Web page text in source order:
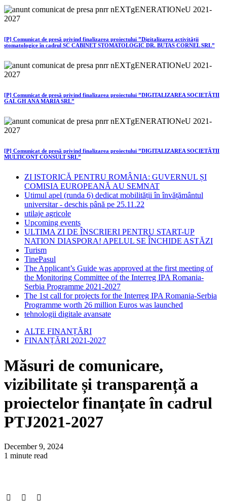
[P] Comunicat de presă privind finalizarea proiectului ”Digitalizarea activității
stomatologice în cadrul SC CABINET STOMATOLOGIC DR. BUTAS CORNEL SRL”
[P] Comunicat de presă privind finalizarea proiectului ”DIGITALIZAREA SOCIETĂȚII
GAL GH ANA MARIA SRL”
[P] Comunicat de presă privind finalizarea proiectului ”DIGITALIZAREA SOCIETĂȚII
MULTICONT CONSULT SRL”
ZI ISTORICĂ PENTRU ROMÂNIA: GUVERNUL ȘI
COMISIA EUROPEANĂ AU SEMNAT
Utimul apel (runda 6) dedicat mobilității în învățământul
universitar - deschis până pe 25.11.22
utilaje agricole
Upcoming events
ULTIMA ZI DE ÎNSCRIERI PENTRU START-UP
NATION DIASPORA! APELUL SE ÎNCHIDE ASTĂZI
Turism
TinePasul
The Applicant’s Guide was approved at the first meeting of
the Monitoring Committee of the Interreg IPA Romania-
Serbia Programme 2021-2027
The 1st call for projects for the Interreg IPA Romania-Serbia
Programme worth 26 million Euros was launched
tehnologii digitale avansate
ALTE FINANȚĂRI
FINANȚĂRI 2021-2027
Măsuri de comunicare,
vizibilitate și transparență a
proiectelor finanțate în cadrul
PTJ2021-2027
December 9, 2024
1 minute read